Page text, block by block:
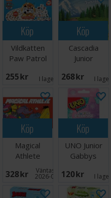
Köp
Vildkatten
Paw Patrol
255 SEK I lager: 5
Köp
Cascadia
Junior
Svensk
268 SEK I lager:
Köp
Magical
Athlete
Brädspel
328 SEK Väntas in:
2026-09-30
Köp
UNO Junior
Gabbys
Kortspel
120 SEK I lager: